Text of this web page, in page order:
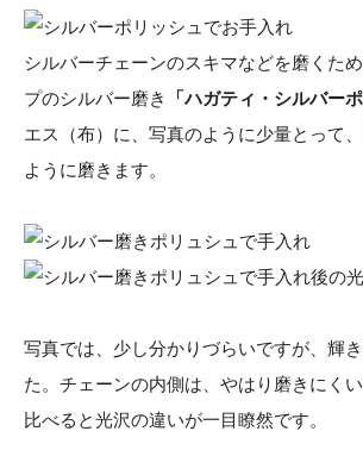
シルバーチェーンのスキマなどを磨くた
プのシルバー磨き
「ハガティ・シルバー
エス（布）に、写真のように少量とって
ように磨きます。
写真では、少し分かりづらいですが、輝
た。チェーンの内側は、やはり磨きにく
比べると光沢の違いが一目瞭然です。